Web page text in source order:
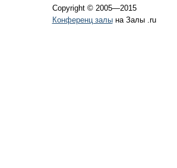
Copyright © 2005—2015
Конференц залына Залы .ru